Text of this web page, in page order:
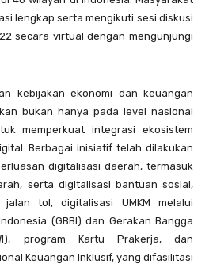
lengkap serta mengikuti sesi diskusi
secara virtual dengan mengunjungi
kebijakan ekonomi dan keuangan
bukan hanya pada level nasional
memperkuat integrasi ekosistem
Berbagai inisiatif telah dilakukan
digitalisasi daerah, termasuk
serta digitalisasi bantuan sosial,
tol, digitalisasi UMKM melalui
(GBBI) dan Gerakan Bangga
program Kartu Prakerja, dan
Keuangan Inklusif, yang difasilitasi